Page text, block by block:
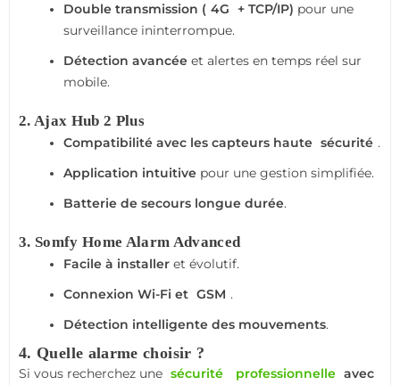
Double transmission ( 4G + TCP/IP) pour une
surveillance ininterrompue.
Détection avancée et alertes en temps réel sur
mobile.
2. Ajax Hub 2 Plus
Compatibilité avec les capteurs haute sécurité .
Application intuitive pour une gestion simplifiée.
Batterie de secours longue durée.
3. Somfy Home Alarm Advanced
Facile à installer et évolutif.
Connexion Wi-Fi et GSM .
Détection intelligente des mouvements.
4. Quelle alarme choisir ?
Si vous recherchez une sécurité professionnelle avec